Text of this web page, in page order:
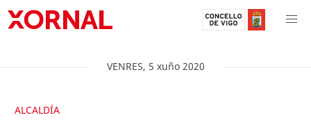
VENRES, 5 xuño 2020
ALCALDÍA